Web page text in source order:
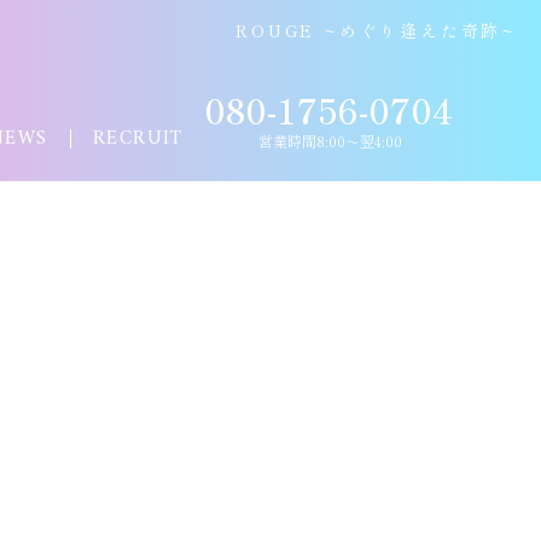
ROUGE ~めぐり逢えた奇跡~
RECRUIT
080-1756-0704
営業時間8:00〜翌4:00